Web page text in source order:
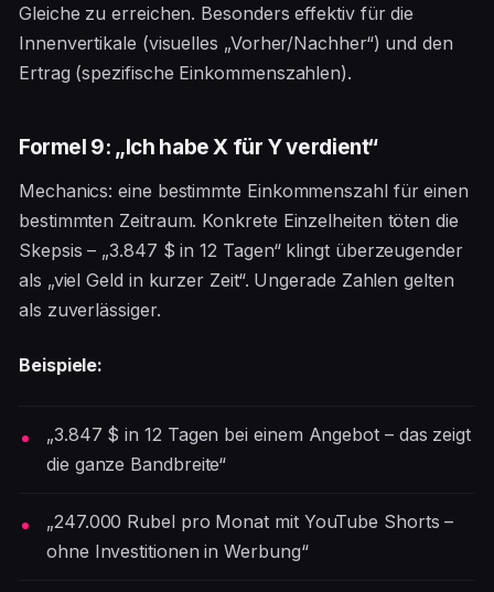
Gleiche zu erreichen. Besonders effektiv für die
Innenvertikale (visuelles „Vorher/Nachher“) und den
Ertrag (spezifische Einkommenszahlen).
Formel 9: „Ich habe X für Y verdient“
Mechanics: eine bestimmte Einkommenszahl für einen
bestimmten Zeitraum. Konkrete Einzelheiten töten die
Skepsis – „3.847 $ in 12 Tagen“ klingt überzeugender
als „viel Geld in kurzer Zeit“. Ungerade Zahlen gelten
als zuverlässiger.
Beispiele:
„3.847 $ in 12 Tagen bei einem Angebot – das zeigt
die ganze Bandbreite“
„247.000 Rubel pro Monat mit YouTube Shorts –
ohne Investitionen in Werbung“